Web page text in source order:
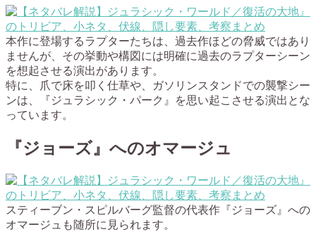
本作に登場するラプターたちは、過去作ほどの脅威ではあり
ませんが、その挙動や構図には明確に過去のラプターシーン
を想起させる演出があります。
特に、爪で床を叩く仕草や、ガソリンスタンドでの襲撃シー
ンは、『ジュラシック・パーク』を思い起こさせる演出とな
っています。
『ジョーズ』へのオマージュ
スティーブン・スピルバーグ監督の代表作『ジョーズ』への
オマージュも随所に見られます。